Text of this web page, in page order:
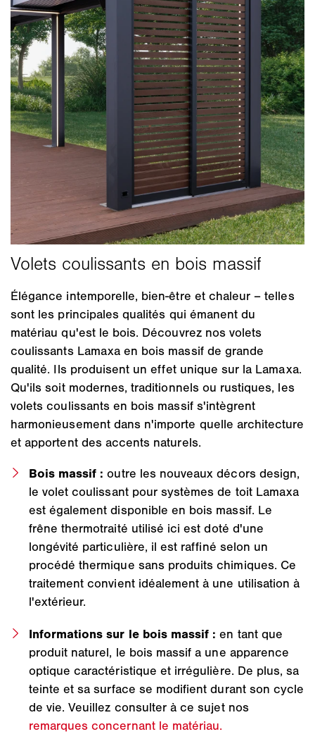
Élégance intemporelle, bien-être et chaleur – telles
sont les principales qualités qui émanent du
matériau qu'est le bois. Découvrez nos volets
coulissants Lamaxa en bois massif de grande
qualité. Ils produisent un effet unique sur la Lamaxa.
Qu'ils soit modernes, traditionnels ou rustiques, les
volets coulissants en bois massif s'intègrent
harmonieusement dans n'importe quelle architecture
et apportent des accents naturels.
Bois massif :outre les nouveaux décors design,
le volet coulissant pour systèmes de toit Lamaxa
est également disponible en bois massif. Le
frêne thermotraité utilisé ici est doté d'une
longévité particulière, il est raffiné selon un
procédé thermique sans produits chimiques. Ce
traitement convient idéalement à une utilisation à
l'extérieur.
Informations sur le bois massif :en tant que
produit naturel, le bois massif a une apparence
optique caractéristique et irrégulière. De plus, sa
teinte et sa surface se modifient durant son cycle
de vie. Veuillez consulter à ce sujet nos
remarques concernant le matériau.